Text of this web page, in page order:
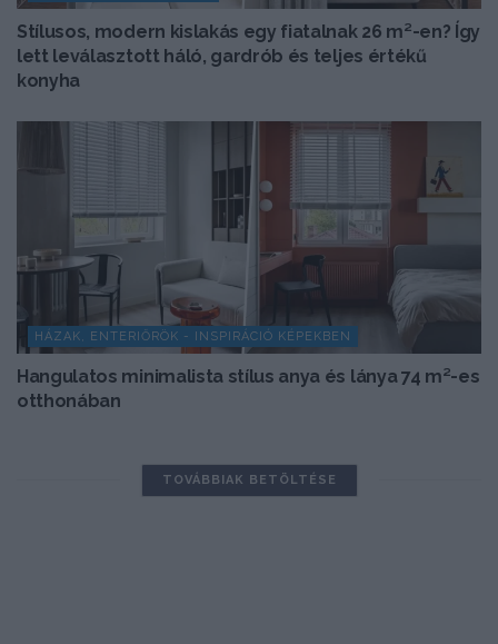
Stílusos, modern kislakás egy fiatalnak 26 m²-en? Így
lett leválasztott háló, gardrób és teljes értékű
konyha
HÁZAK, ENTERIŐRÖK - INSPIRÁCIÓ KÉPEKBEN
Hangulatos minimalista stílus anya és lánya 74 m²-es
otthonában
TOVÁBBIAK BETÖLTÉSE